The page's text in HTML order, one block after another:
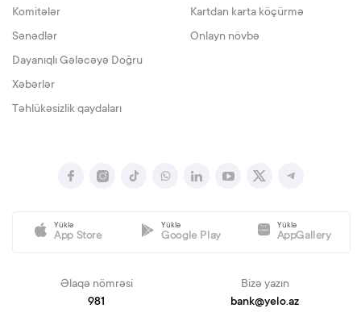
Komitələr
Sənədlər
Dayanıqlı Gələcəyə Doğru
Xəbərlər
Təhlükəsizlik qaydaları
Kartdan karta köçürmə
Onlayn növbə
Yüklə
App Store
Yüklə
Google Play
Yüklə
AppGallery
Əlaqə nömrəsi
981
Bizə yazın
bank@yelo.az